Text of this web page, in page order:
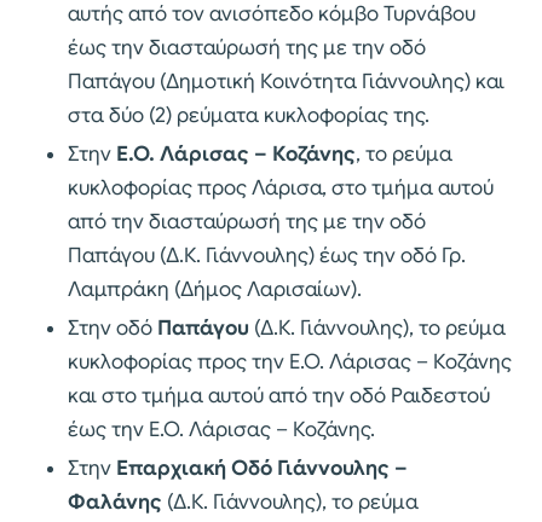
αυτής από τον ανισόπεδο κόμβο Τυρνάβου
έως την διασταύρωσή της με την οδό
Παπάγου (Δημοτική Κοινότητα Γιάννουλης) και
στα δύο (2) ρεύματα κυκλοφορίας της.
Στην Ε.Ο. Λάρισας – Κοζάνης, το ρεύμα
κυκλοφορίας προς Λάρισα, στο τμήμα αυτού
από την διασταύρωσή της με την οδό
Παπάγου (Δ.Κ. Γιάννουλης) έως την οδό Γρ.
Λαμπράκη (Δήμος Λαρισαίων).
Στην οδό Παπάγου (Δ.Κ. Γιάννουλης), το ρεύμα
κυκλοφορίας προς την Ε.Ο. Λάρισας – Κοζάνης
και στο τμήμα αυτού από την οδό Ραιδεστού
έως την Ε.Ο. Λάρισας – Κοζάνης.
Στην Επαρχιακή Οδό Γιάννουλης –
Φαλάνης (Δ.Κ. Γιάννουλης), το ρεύμα